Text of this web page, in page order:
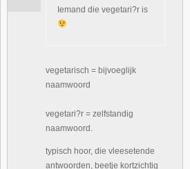
Iemand die vegetari?r is
vegetarisch = bijvoeglijk
naamwoord
vegetari?r = zelfstandig
naamwoord.
typisch hoor, die vleesetende
antwoorden, beetje kortzichtig